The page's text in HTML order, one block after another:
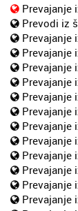
Prevajanje
Prevodi iz
Prevajanje
Prevajanje
Prevajanje
Prevajanje
Prevajanje
Prevajanje
Prevajanje
Prevajanje
Prevajanje
Prevajanje
Prevajanje
Prevajanje